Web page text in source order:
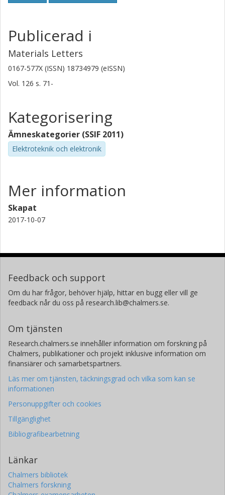
Publicerad i
Materials Letters
0167-577X (ISSN) 18734979 (eISSN)
Vol. 126 s. 71-
Kategorisering
Ämneskategorier (SSIF 2011)
Elektroteknik och elektronik
Mer information
Skapat
2017-10-07
Feedback och support
Om du har frågor, behöver hjälp, hittar en bugg eller vill ge
feedback når du oss på research.lib@chalmers.se.
Om tjänsten
Research.chalmers.se innehåller information om forskning på
Chalmers, publikationer och projekt inklusive information om
finansiärer och samarbetspartners.
Läs mer om tjänsten, täckningsgrad och vilka som kan se
informationen
Personuppgifter och cookies
Tillgänglighet
Bibliografibearbetning
Länkar
Chalmers bibliotek
Chalmers forskning